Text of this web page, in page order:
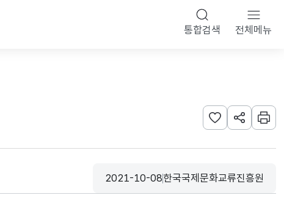
통합검색 전체메뉴
관심사 등록하기
URL 공유하
인쇄
등록일
2021-10-08
수집기관
한국국제문화교류진흥원